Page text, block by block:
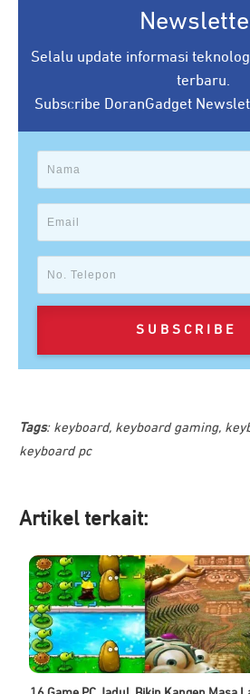
Selalu update informasi
terbaru.
Subscribe DoranGadget
SUBSCRIBE
Tags: keyboard, keyboard gaming,
keyboard pc
Artikel terkait: